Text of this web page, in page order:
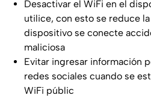
Desactivar el WiFi en el
utilice, con esto se reduce
dispositivo se conecte
maliciosa
Evitar ingresar información
redes sociales cuando se
WiFi públic